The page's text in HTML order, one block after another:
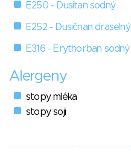
E250 - Dusitan sodný
E252 - Dusičnan draselný
E316 - Erythorban sodný
Alergeny
stopy mléka
stopy soji